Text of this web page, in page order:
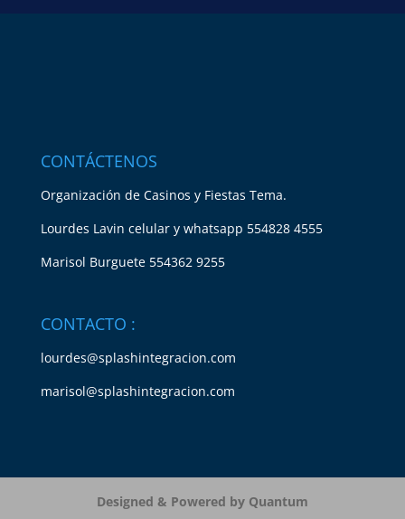
CONTÁCTENOS
Organización de Casinos y Fiestas Tema.
Lourdes Lavin celular y whatsapp 554828 4555
Marisol Burguete 554362 9255
CONTACTO :
lourdes@splashintegracion.com
marisol@splashintegracion.com
Designed & Powered by Quantum